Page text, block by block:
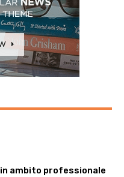
ambito professionale